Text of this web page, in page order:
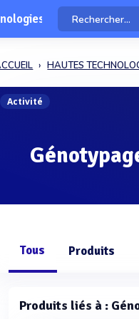
HAUTES
Activité
Tous Produits
Produits liés à :